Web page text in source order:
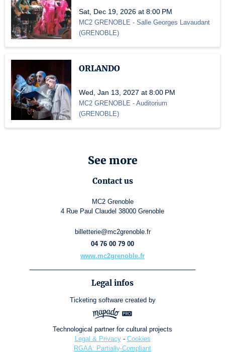
Sat, Dec 19, 2026 at 8:00 PM
MC2 GRENOBLE - Salle Georges Lavaudant
(GRENOBLE)
ORLANDO
Wed, Jan 13, 2027 at 8:00 PM
MC2 GRENOBLE - Auditorium
(GRENOBLE)
See more
Contact us
MC2 Grenoble
4 Rue Paul Claudel 38000 Grenoble
billetterie@mc2grenoble.fr
04 76 00 79 00
www.mc2grenoble.fr
Legal infos
Ticketing software created by
Technological partner for cultural projects
Legal & Privacy- Cookies
RGAA: Partially-Compliant